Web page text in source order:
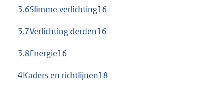
3.6Slimme verlichting16
3.7Verlichting derden16
3.8Energie16
4Kaders en richtlijnen18